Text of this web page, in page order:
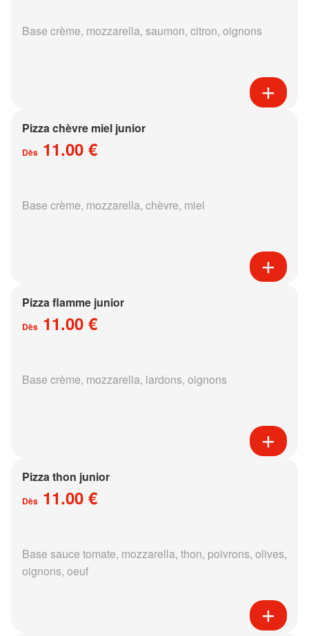
Base crème, mozzarella, saumon, citron, oignons
Pizza chèvre miel junior
Dès 11.00 €
Base crème, mozzarella, chèvre, miel
Pizza flamme junior
Dès 11.00 €
Base crème, mozzarella, lardons, oignons
Pizza thon junior
Dès 11.00 €
Base sauce tomate, mozzarella, thon, poivrons, olives,
oignons, oeuf